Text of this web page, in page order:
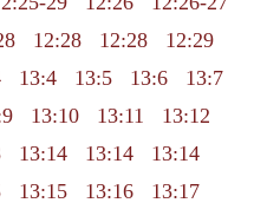
12:28 12:28
12:29
13:4 13:5 13:6
13:7
13:10 13:11
13:12
13:14 13:14
13:14
13:15 13:16
13:17